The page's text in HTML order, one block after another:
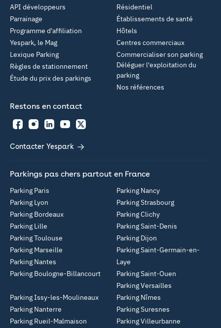
Résidentiel
Établissements de santé
Hôtels
Centres commerciaux
Commercialiser son parking
Déléguer l'exploitation du
parking
Nos références
API développeurs
Parrainage
Programme d'affiliation
Yespark, le Mag
Lexique Parking
Règles de stationnement
Étude du prix des parkings
Restons en contact
FacebookInstagramLinkedInYouTubeTwitter
Contacter Yespark
Parkings pas chers partout en France
Parking Paris
Parking Lyon
Parking Bordeaux
Parking Lille
Parking Toulouse
Parking Marseille
Parking Nantes
Parking Boulogne-Billancourt
Parking Nancy
Parking Strasbourg
Parking Clichy
Parking Saint-Denis
Parking Dijon
Parking Saint-Germain-en-
Laye
Parking Saint-Ouen
Parking Versailles
Parking Issy-les-Moulineaux
Parking Nanterre
Parking Rueil-Malmaison
Parking Nîmes
Parking Suresnes
Parking Villeurbanne